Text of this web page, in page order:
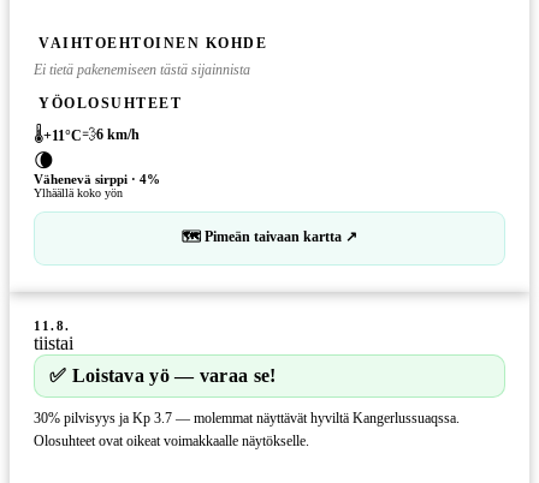
VAIHTOEHTOINEN KOHDE
Ei tietä pakenemiseen tästä sijainnista
YÖOLOSUHTEET
🌡️+11°C💨6 km/h
🌘
Vähenevä sirppi · 4%
Ylhäällä koko yön
🗺 Pimeän taivaan kartta ↗
11.8.
tiistai
✅ Loistava yö — varaa se!
30% pilvisyys ja Kp 3.7 — molemmat näyttävät hyviltä Kangerlussuaqssa.
Olosuhteet ovat oikeat voimakkaalle näytökselle.